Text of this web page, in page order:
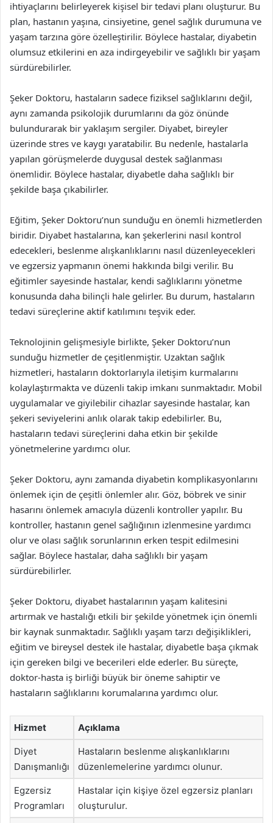
ihtiyaçlarını belirleyerek kişisel bir tedavi planı oluşturur. Bu
plan, hastanın yaşına, cinsiyetine, genel sağlık durumuna ve
yaşam tarzına göre özelleştirilir. Böylece hastalar, diyabetin
olumsuz etkilerini en aza indirgeyebilir ve sağlıklı bir yaşam
sürdürebilirler.
Şeker Doktoru, hastaların sadece fiziksel sağlıklarını değil,
aynı zamanda psikolojik durumlarını da göz önünde
bulundurarak bir yaklaşım sergiler. Diyabet, bireyler
üzerinde stres ve kaygı yaratabilir. Bu nedenle, hastalarla
yapılan görüşmelerde duygusal destek sağlanması
önemlidir. Böylece hastalar, diyabetle daha sağlıklı bir
şekilde başa çıkabilirler.
Eğitim, Şeker Doktoru’nun sunduğu en önemli hizmetlerden
biridir. Diyabet hastalarına, kan şekerlerini nasıl kontrol
edecekleri, beslenme alışkanlıklarını nasıl düzenleyecekleri
ve egzersiz yapmanın önemi hakkında bilgi verilir. Bu
eğitimler sayesinde hastalar, kendi sağlıklarını yönetme
konusunda daha bilinçli hale gelirler. Bu durum, hastaların
tedavi süreçlerine aktif katılımını teşvik eder.
Teknolojinin gelişmesiyle birlikte, Şeker Doktoru’nun
sunduğu hizmetler de çeşitlenmiştir. Uzaktan sağlık
hizmetleri, hastaların doktorlarıyla iletişim kurmalarını
kolaylaştırmakta ve düzenli takip imkanı sunmaktadır. Mobil
uygulamalar ve giyilebilir cihazlar sayesinde hastalar, kan
şekeri seviyelerini anlık olarak takip edebilirler. Bu,
hastaların tedavi süreçlerini daha etkin bir şekilde
yönetmelerine yardımcı olur.
Şeker Doktoru, aynı zamanda diyabetin komplikasyonlarını
önlemek için de çeşitli önlemler alır. Göz, böbrek ve sinir
hasarını önlemek amacıyla düzenli kontroller yapılır. Bu
kontroller, hastanın genel sağlığının izlenmesine yardımcı
olur ve olası sağlık sorunlarının erken tespit edilmesini
sağlar. Böylece hastalar, daha sağlıklı bir yaşam
sürdürebilirler.
Şeker Doktoru, diyabet hastalarının yaşam kalitesini
artırmak ve hastalığı etkili bir şekilde yönetmek için önemli
bir kaynak sunmaktadır. Sağlıklı yaşam tarzı değişiklikleri,
eğitim ve bireysel destek ile hastalar, diyabetle başa çıkmak
için gereken bilgi ve becerileri elde ederler. Bu süreçte,
doktor-hasta iş birliği büyük bir öneme sahiptir ve
hastaların sağlıklarını korumalarına yardımcı olur.
Hizmet Açıklama
Diyet
Danışmanlığı
Hastaların beslenme alışkanlıklarını
düzenlemelerine yardımcı olunur.
Egzersiz
Programları
Hastalar için kişiye özel egzersiz planları
oluşturulur.